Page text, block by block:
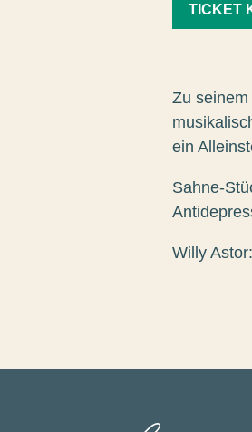
TICKET
Zu
ein
Sahne-
Willy